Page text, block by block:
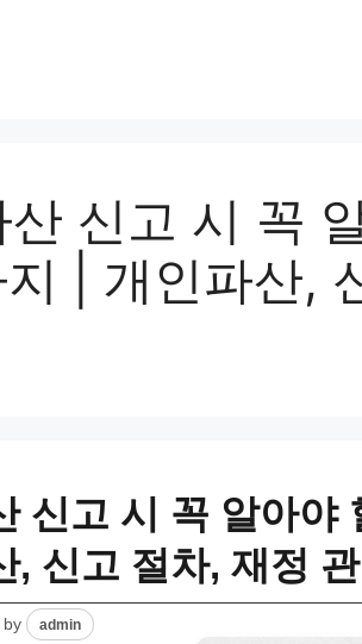
신고 시 꼭
| 개인파산,
신고 시 꼭 알아야
, 신고 절차, 재정 관
by admin